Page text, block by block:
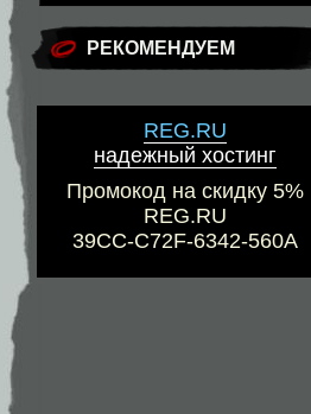
РЕКОМЕНДУЕМ
REG.RU
надежный хостинг
Промокод на скидку 5%
REG.RU
39CC-C72F-6342-560A